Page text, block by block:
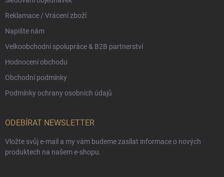
Reklamace / Vrácení zboží
Napište nám
Velkoobchodní spolupráce & B2B partnerství
Hodnocení obchodu
Obchodní podmínky
Podmínky ochrany osobních údajů
ODEBÍRAT NEWSLETTER
Vložte svůj e-mail a my vám budeme zasílat informace o nových
produktech na našem e-shopu.